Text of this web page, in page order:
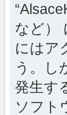
など）
にはア
う。し
発生す
ソフト